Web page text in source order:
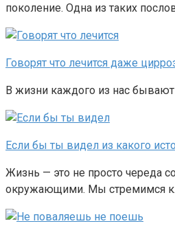
поколение. Одна из таких
Говорят что лечится даже
В жизни каждого из нас
Если бы ты видел из какого
Жизнь — это не просто череда
окружающими. Мы стремимся